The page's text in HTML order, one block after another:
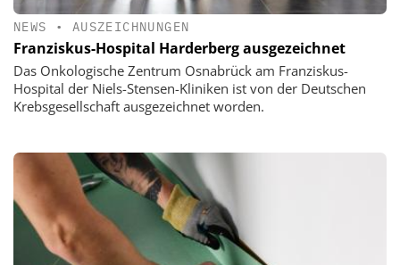
NEWS • AUSZEICHNUNGEN
Franziskus-Hospital Harderberg ausgezeichnet
Das Onkologische Zentrum Osnabrück am Franziskus-
Hospital der Niels-Stensen-Kliniken ist von der Deutschen
Krebsgesellschaft ausgezeichnet worden.